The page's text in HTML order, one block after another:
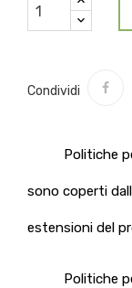
Condividi
Politiche
sono coperti
estensioni del
Politiche